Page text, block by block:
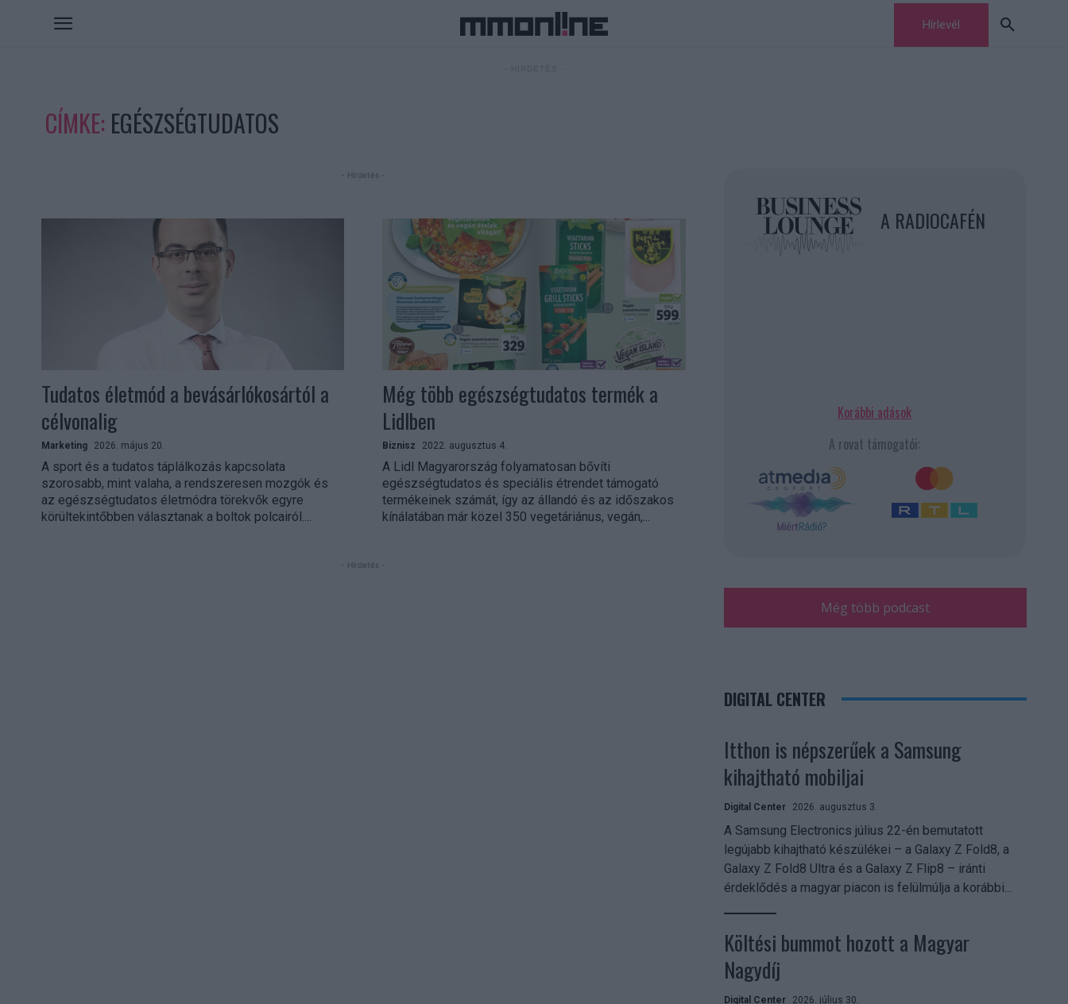
Hírlevél
CÍMKE: EGÉSZSÉGTUDATOS
- Hirdetés -
Tudatos életmód a bevásárlókosártól a
célvonalig
Marketing 2026. május 20.
A sport és a tudatos táplálkozás kapcsolata
szorosabb, mint valaha, a rendszeresen mozgók és
az egészségtudatos életmódra törekvők egyre
körültekintőbben választanak a boltok polcairól....
Még több egészségtudatos termék a
Lidlben
Biznisz 2022. augusztus 4.
A Lidl Magyarország folyamatosan bővíti
egészségtudatos és speciális étrendet támogató
termékeinek számát, így az állandó és az időszakos
kínálatában már közel 350 vegetáriánus, vegán,...
- Hirdetés -
A RADIOCAFÉN
Korábbi adások
A rovat támogatói:
Még több podcast
DIGITAL CENTER
Itthon is népszerűek a Samsung
kihajtható mobiljai
Digital Center 2026. augusztus 3.
A Samsung Electronics július 22-én bemutatott
legújabb kihajtható készülékei – a Galaxy Z Fold8, a
Galaxy Z Fold8 Ultra és a Galaxy Z Flip8 – iránti
érdeklődés a magyar piacon is felülmúlja a korábbi...
Költési bummot hozott a Magyar
Nagydíj
Digital Center 2026. július 30.